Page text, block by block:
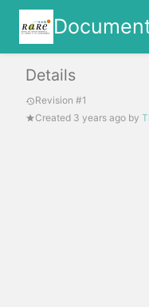
Details
Revision #1
Created 3 years ago by